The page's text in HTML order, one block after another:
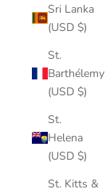
Sri Lanka
(USD $)
St.
Barthélemy
(USD $)
St.
Helena
(USD $)
St. Kitts &